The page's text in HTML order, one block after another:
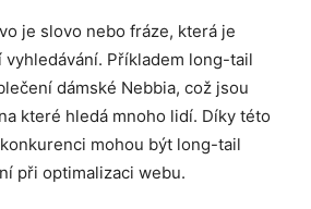
je slovo nebo fráze, která je
vyhledávání. Příkladem long-tail
dámské Nebbia, což jsou
které hledá mnoho lidí. Díky této
mohou být long-tail
při optimalizaci webu.